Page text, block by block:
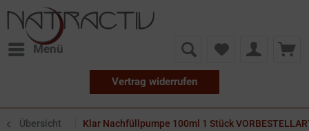
Menü
Vertrag widerrufen
Übersicht Klar Nachfüllpumpe 100ml 1 Stück